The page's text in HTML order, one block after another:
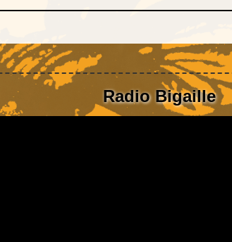
Radio Bigaille